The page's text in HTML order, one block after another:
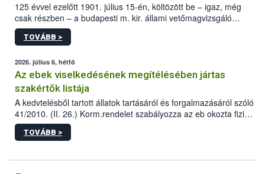
125 évvel ezelőtt 1901. július 15-én, költözött be – igaz, még
csak részben – a budapesti m. kir. állami vetőmagvizsgáló
állomás a Kis Rókus utca 15. szám alatti, Czigler Győző által
tervezett új épületébe.
TOVÁBB >
2026. július 6, hétfő
Az ebek viselkedésének megítélésében jártas
szakértők listája
A kedvtelésből tartott állatok tartásáról és forgalmazásáról szóló
41/2010. (II. 26.) Korm.rendelet szabályozza az eb okozta fizikai
sérülés, illetve ennek veszélye keletkezésekor felmerülő
hatósági feladatokat, valamint a veszélyes eb tartását és annak
vonni az ebek viselkedésének megítélésében jártas szakértőt.
TOVÁBB >